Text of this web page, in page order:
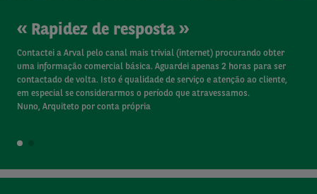
Rapidez de resposta
Contactei a Arval pelo canal mais trivial (internet) procurando obter
uma informação comercial básica. Aguardei apenas 2 horas para ser
contactado de volta. Isto é qualidade de serviço e atenção ao cliente,
em especial se considerarmos o período que atravessamos.
Nuno, Arquiteto por conta própria